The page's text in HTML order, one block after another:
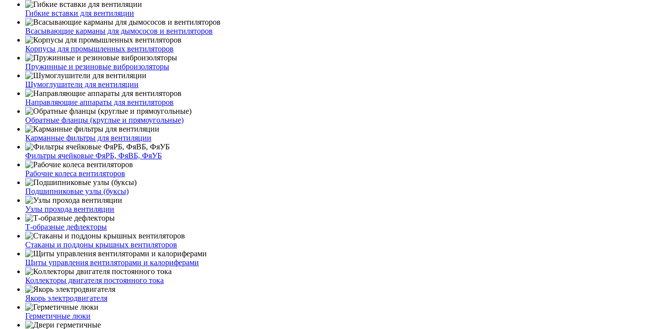
Гибкие вставки для вентиляции
Всасывающие карманы для дымососов и вентиляторов
Корпусы для промышленных вентиляторов
Пружинные и резиновые виброизоляторы
Шумоглушители для вентиляции
Направляющие аппараты для вентиляторов
Обратные фланцы (круглые и прямоугольные)
Карманные фильтры для вентиляции
Фильтры ячейковые ФяРБ, ФяВБ, ФяУБ
Рабочие колеса вентиляторов
Подшипниковые узлы (буксы)
Узлы прохода вентиляции
Т-образные дефлекторы
Стаканы и поддоны крышных вентиляторов
Щиты управления вентиляторами и калориферами
Коллекторы двигателя постоянного тока
Якорь электродвигателя
Герметичные люки